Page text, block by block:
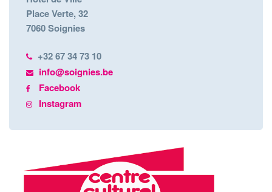
Place Verte, 32
7060 Soignies
+32 67 34 73 10
info@soignies.be
Facebook
Instagram